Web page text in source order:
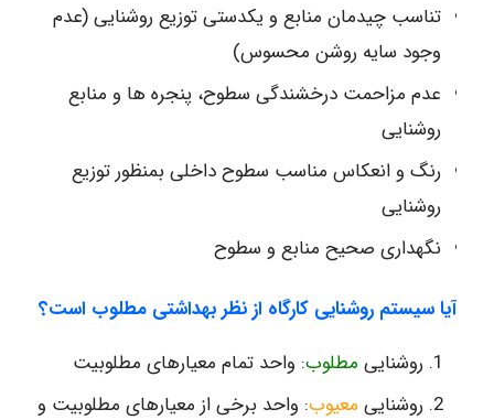
تناسب چیدمان منابع و یکدستی توزیع روشنایی (عدم
وجود سایه روشن محسوس)
عدم مزاحمت درخشندگی سطوح، پنجره ها و منابع
روشنایی
رنگ و انعکاس مناسب سطوح داخلی بمنظور توزیع
روشنایی
نگهداری صحیح منابع و سطوح
آیا سیستم روشنایی کارگاه از نظر بهداشتی مطلوب است؟
روشنایی مطلوب: واحد تمام معیارهای مطلوبیت
روشنایی معیوب: واحد برخی از معیارهای مطلوبیت و